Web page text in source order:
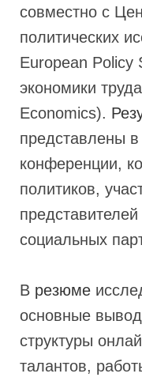
совместно с
политических
European Policy
экономики
Economics).
представлены
конференции,
политиков,
социальных
В резюме
основные
структуры
талантов,